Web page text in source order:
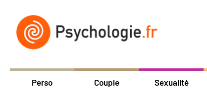
Perso Couple Sexualité